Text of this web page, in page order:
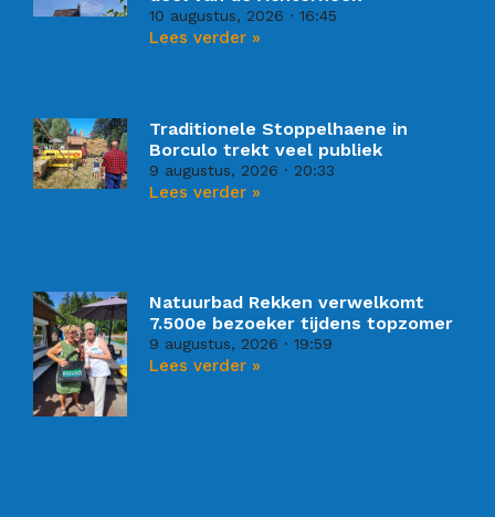
10 augustus, 2026 16:45
Lees verder »
Traditionele Stoppelhaene in
Borculo trekt veel publiek
9 augustus, 2026 20:33
Lees verder »
Natuurbad Rekken verwelkomt
7.500e bezoeker tijdens topzomer
9 augustus, 2026 19:59
Lees verder »